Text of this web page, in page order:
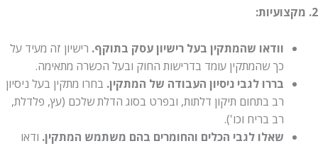
2. מקצועיות:
וודאו שהמתקין בעל רישיון עסק בתוקף. רישיון זה מעיד על
כך שהמתקין עומד בדרישות החוק ובעל הכשרה מתאימה.
בררו לגבי ניסיון העבודה של המתקין. בחרו מתקין בעל ניסיון
רב בתחום תיקון דלתות, ובפרט בסוג הדלת שלכם (עץ, פלדלת,
רב בריח וכו').
שאלו לגבי הכלים והחומרים בהם משתמש המתקין. ודאו